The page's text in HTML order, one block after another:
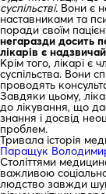
суспільстві. Вони є
наставниками та
поради своїм
негаразди досить
лікарів є
Крім того, лікарі
суспільства. Вони
проводять
Завдяки цьому,
до лікування, що
знання і досвід
проблем.
Тривала історія
Паращук
Століттями
важливою
людство завжди